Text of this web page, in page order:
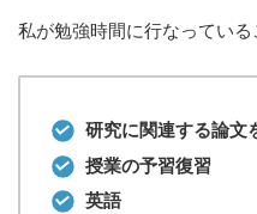
私が勉強時間に行なっている
研究に関連する論文
授業の予習復習
英語